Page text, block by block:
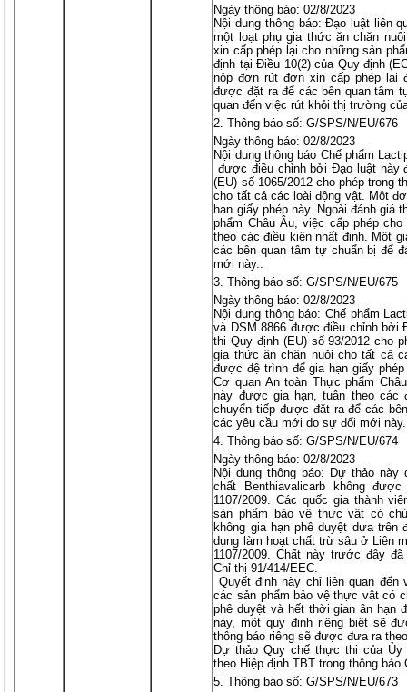
Ngày thông báo: 02/8/2023
Nội dung thông báo: Đạo luật liên
một loạt phụ gia thức ăn chăn
xin cấp phép lại cho những sản
định tại Điều 10(2) của Quy định
nộp đơn rút đơn xin cấp phép lại
được đặt ra để các bên quan tâm
quan đến việc rút khỏi thị trường
Thông báo số: G/SPS/N/EU/676
Ngày thông báo: 02/8/2023
Nội dung thông báo Chế phẩm
được điều chỉnh bởi Đạo luật này
(EU) số 1065/2012 cho phép trong
cho tất cả các loài động vật. Một
hạn giấy phép này. Ngoài đánh giá
phẩm Châu Âu, việc cấp phép
theo các điều kiện nhất định. Một
các bên quan tâm tự chuẩn bị để
mới này..
Thông báo số: G/SPS/N/EU/675
Ngày thông báo: 02/8/2023
Nội dung thông báo: Chế phẩm
và DSM 8866 được điều chỉnh bởi
thi Quy định (EU) số 93/2012 cho
gia thức ăn chăn nuôi cho tất cả
được đệ trình để gia hạn giấy
Cơ quan An toàn Thực phẩm
này được gia hạn, tuân theo các
chuyển tiếp được đặt ra để các
các yêu cầu mới do sự đổi mới này.
Thông báo số: G/SPS/N/EU/674
Ngày thông báo: 02/8/2023
Nội dung thông báo: Dự thảo
chất Benthiavalicarb không
1107/2009. Các quốc gia thành
sản phẩm bảo vệ thực vật có
không gia hạn phê duyệt dựa
dụng làm hoạt chất trừ sâu ở Liên
1107/2009. Chất này trước đây
Chỉ thị 91/414/EEC.
Quyết định này chỉ liên quan
các sản phẩm bảo vệ thực vật có
phê duyệt và hết thời gian ân hạn
này, một quy định riêng biệt sẽ
thông báo riêng sẽ được đưa ra
Dự thảo Quy chế thực thi của
theo Hiệp định TBT trong thông báo
Thông báo số: G/SPS/N/EU/673